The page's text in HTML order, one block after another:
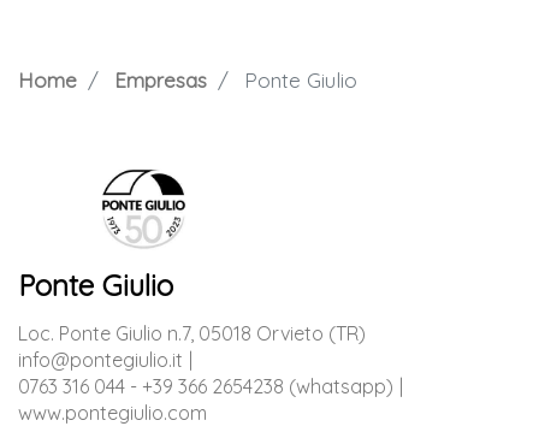
Home Empresas Ponte Giulio
Ponte Giulio
Loc. Ponte Giulio n.7, 05018 Orvieto (TR)
info@pontegiulio.it
0763 316 044 - +39 366 2654238 (whatsapp)
www.pontegiulio.com